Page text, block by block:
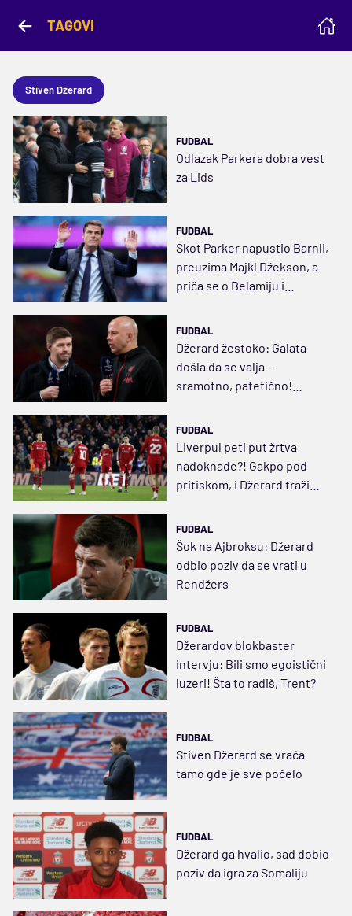
TAGOVI
Stiven Džerard
FUDBAL
Odlazak Parkera dobra vest
za Lids
FUDBAL
Skot Parker napustio Barnli,
preuzima Majkl Džekson, a
priča se o Belamiju i
FUDBAL
Džerard žestoko: Galata
došla da se valja –
sramotno, patetično!
FUDBAL
Liverpul peti put žrtva
nadoknade?! Gakpo pod
pritiskom, i Džerard traži
FUDBAL
Šok na Ajbroksu: Džerard
odbio poziv da se vrati u
Rendžers
FUDBAL
Džerardov blokbaster
intervju: Bili smo egoistični
luzeri! Šta to radiš, Trent?
FUDBAL
Stiven Džerard se vraća
tamo gde je sve počelo
FUDBAL
Džerard ga hvalio, sad dobio
poziv da igra za Somaliju